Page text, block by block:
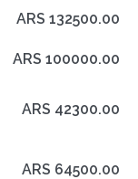
ARS 132500.00
ARS 100000.00
ARS 42300.00
ARS 64500.00